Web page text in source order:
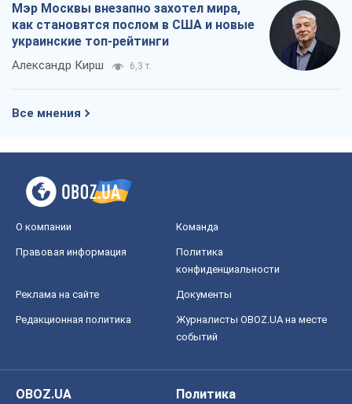
Мэр Москвы внезапно захотел мира,
как становятся послом в США и новые
украинские топ-рейтинги
Александр Кирш 6,3 т.
Все мнения
О компании Команда
Правовая информация
Политика
конфиденциальности
Реклама на сайте Документы
Редакционная политика
Журналисты OBOZ.UA на месте
событий
OBOZ.UA
Политика